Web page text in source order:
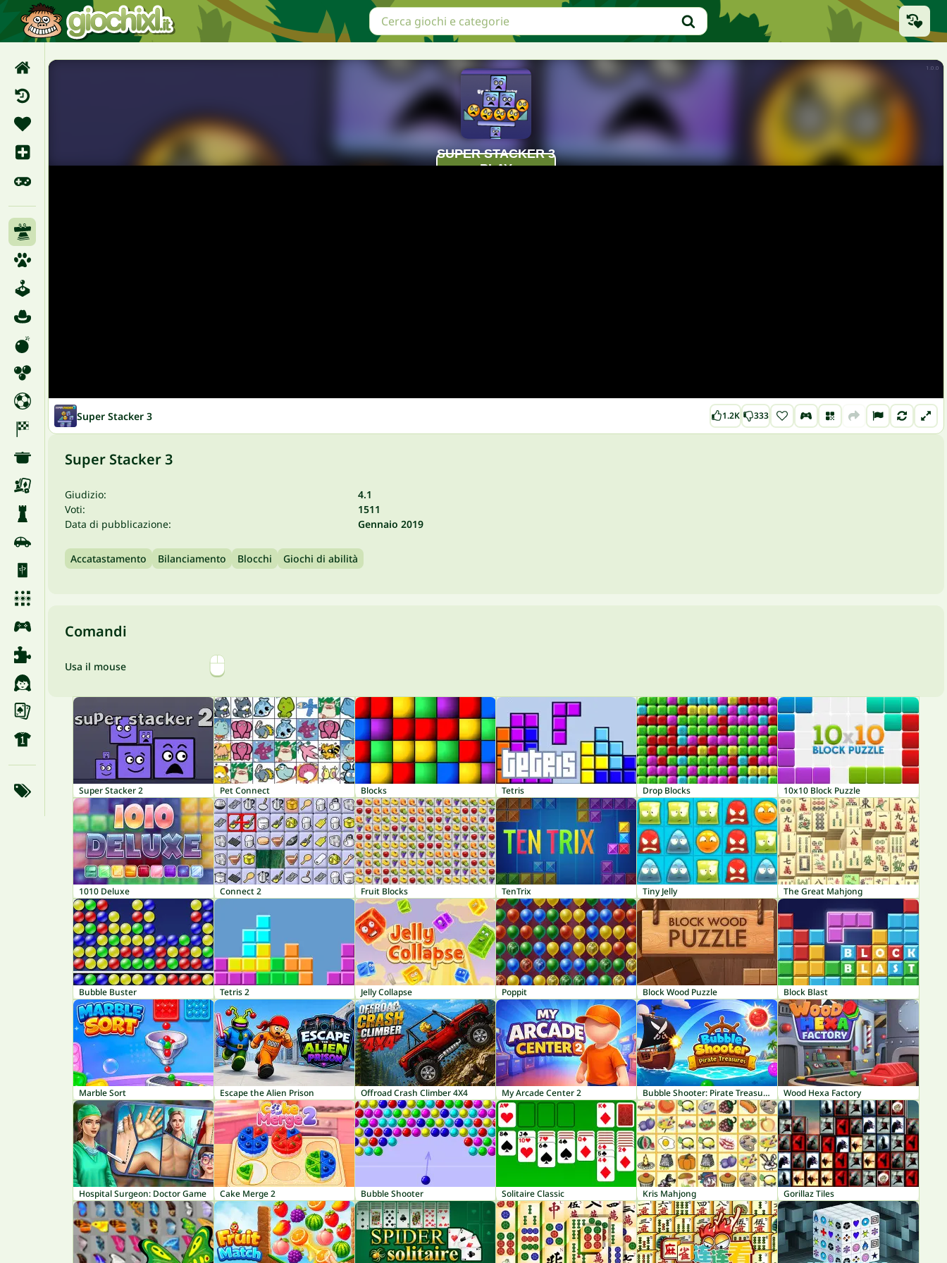
Super Stacker 3 1.2K 333
Super Stacker 3
Giudizio:
4.1
Voti:
1511
Data di pubblicazione:
Gennaio 2019
Accatastamento Bilanciamento Blocchi Giochi di abilità
Comandi
Usa il mouse
Super Stacker 2 Pet Connect Blocks Tetris Drop Blocks 10x10 Block Puzzle
1010 Deluxe Connect 2 Fruit Blocks TenTrix Tiny Jelly The Great Mahjong
Bubble Buster Tetris 2 Jelly Collapse Poppit Block Wood Puzzle Block Blast
Marble Sort Escape the Alien Prison Offroad Crash Climber 4X4 My Arcade Center 2 Bubble Shooter: Pirate Treasures Wood Hexa Factory
Hospital Surgeon: Doctor Game Cake Merge 2 Bubble Shooter Solitaire Classic Kris Mahjong Gorillaz Tiles